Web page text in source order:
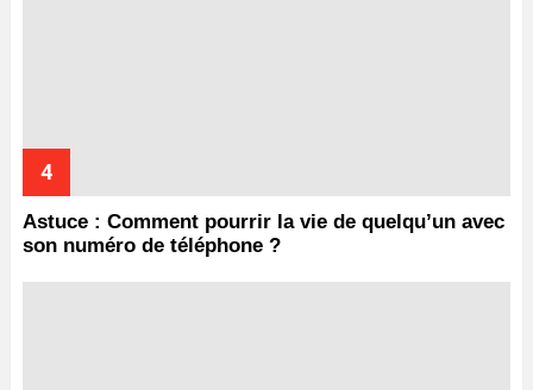
Astuce : Comment pourrir la vie de quelqu’un avec
son numéro de téléphone ?